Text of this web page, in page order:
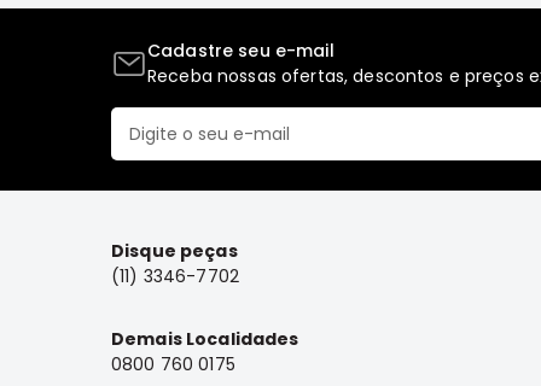
Cadastre seu e-mail
Receba nossas ofertas, descontos e preços
Disque peças
(11) 3346-7702
Demais Localidades
0800 760 0175